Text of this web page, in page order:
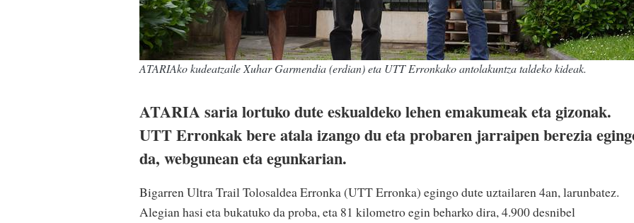
ATARIAko kudeatzaile Xuhar Garmendia (erdian) eta UTT Erronkako antolakuntza taldeko kideak.
ATARIA saria lortuko dute eskualdeko lehen emakumeak eta gizonak.
UTT Erronkak bere atala izango du eta probaren jarraipen berezia
da, webgunean eta egunkarian.
Bigarren Ultra Trail Tolosaldea Erronka (UTT Erronka) egingo dute uztailaren 4an, larunbatez.
Alegian hasi eta bukatuko da proba, eta 81 kilometro egin beharko dira, 4.900 desnibel